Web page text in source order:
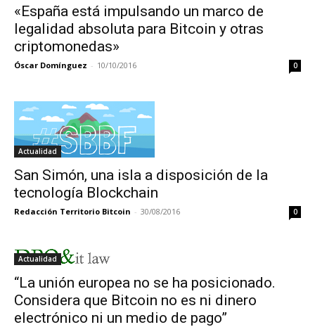
«España está impulsando un marco de
legalidad absoluta para Bitcoin y otras
criptomonedas»
Óscar Domínguez - 10/10/2016 0
Actualidad
San Simón, una isla a disposición de la
tecnología Blockchain
Redacción Territorio Bitcoin - 30/08/2016 0
Actualidad
“La unión europea no se ha posicionado.
Considera que Bitcoin no es ni dinero
electrónico ni un medio de pago”